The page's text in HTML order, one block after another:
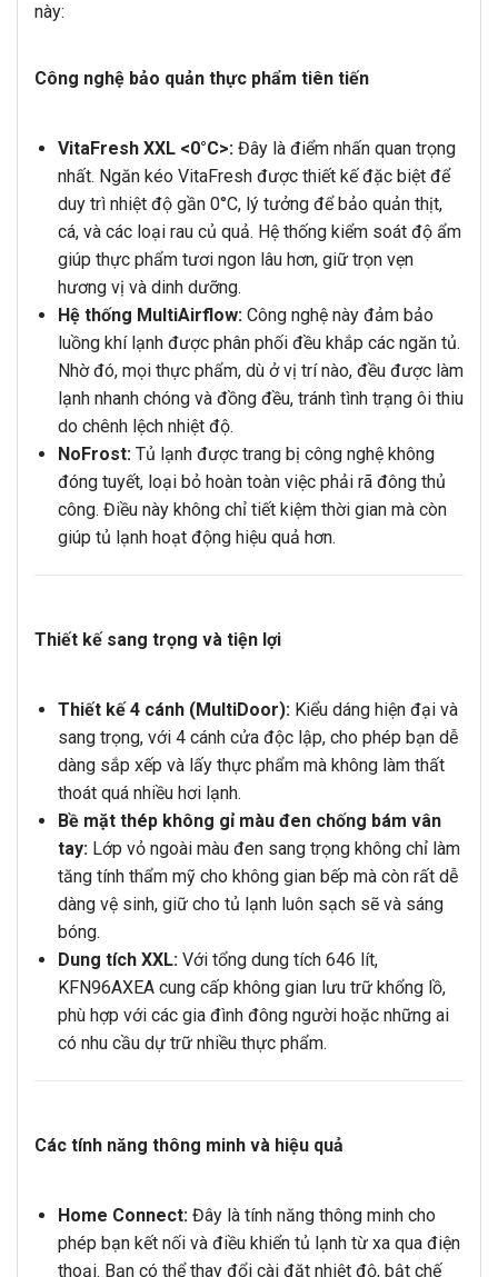
này:
Công nghệ bảo quản thực phẩm tiên tiến
VitaFresh XXL <0°C>:Đây là điểm nhấn quan trọng
nhất. Ngăn kéo VitaFresh được thiết kế đặc biệt để
duy trì nhiệt độ gần 0°C, lý tưởng để bảo quản thịt,
cá, và các loại rau củ quả. Hệ thống kiểm soát độ ẩm
giúp thực phẩm tươi ngon lâu hơn, giữ trọn vẹn
hương vị và dinh dưỡng.
Hệ thống MultiAirflow:Công nghệ này đảm bảo
luồng khí lạnh được phân phối đều khắp các ngăn tủ.
Nhờ đó, mọi thực phẩm, dù ở vị trí nào, đều được làm
lạnh nhanh chóng và đồng đều, tránh tình trạng ôi thiu
do chênh lệch nhiệt độ.
NoFrost:Tủ lạnh được trang bị công nghệ không
đóng tuyết, loại bỏ hoàn toàn việc phải rã đông thủ
công. Điều này không chỉ tiết kiệm thời gian mà còn
giúp tủ lạnh hoạt động hiệu quả hơn.
Thiết kế sang trọng và tiện lợi
Thiết kế 4 cánh (MultiDoor):Kiểu dáng hiện đại và
sang trọng, với 4 cánh cửa độc lập, cho phép bạn dễ
dàng sắp xếp và lấy thực phẩm mà không làm thất
thoát quá nhiều hơi lạnh.
Bề mặt thép không gỉ màu đen chống bám vân
tay:Lớp vỏ ngoài màu đen sang trọng không chỉ làm
tăng tính thẩm mỹ cho không gian bếp mà còn rất dễ
dàng vệ sinh, giữ cho tủ lạnh luôn sạch sẽ và sáng
bóng.
Dung tích XXL:Với tổng dung tích 646 lít,
KFN96AXEA cung cấp không gian lưu trữ khổng lồ,
phù hợp với các gia đình đông người hoặc những ai
có nhu cầu dự trữ nhiều thực phẩm.
Các tính năng thông minh và hiệu quả
Home Connect:Đây là tính năng thông minh cho
phép bạn kết nối và điều khiển tủ lạnh từ xa qua điện
thoại. Bạn có thể thay đổi cài đặt nhiệt độ, bật chế